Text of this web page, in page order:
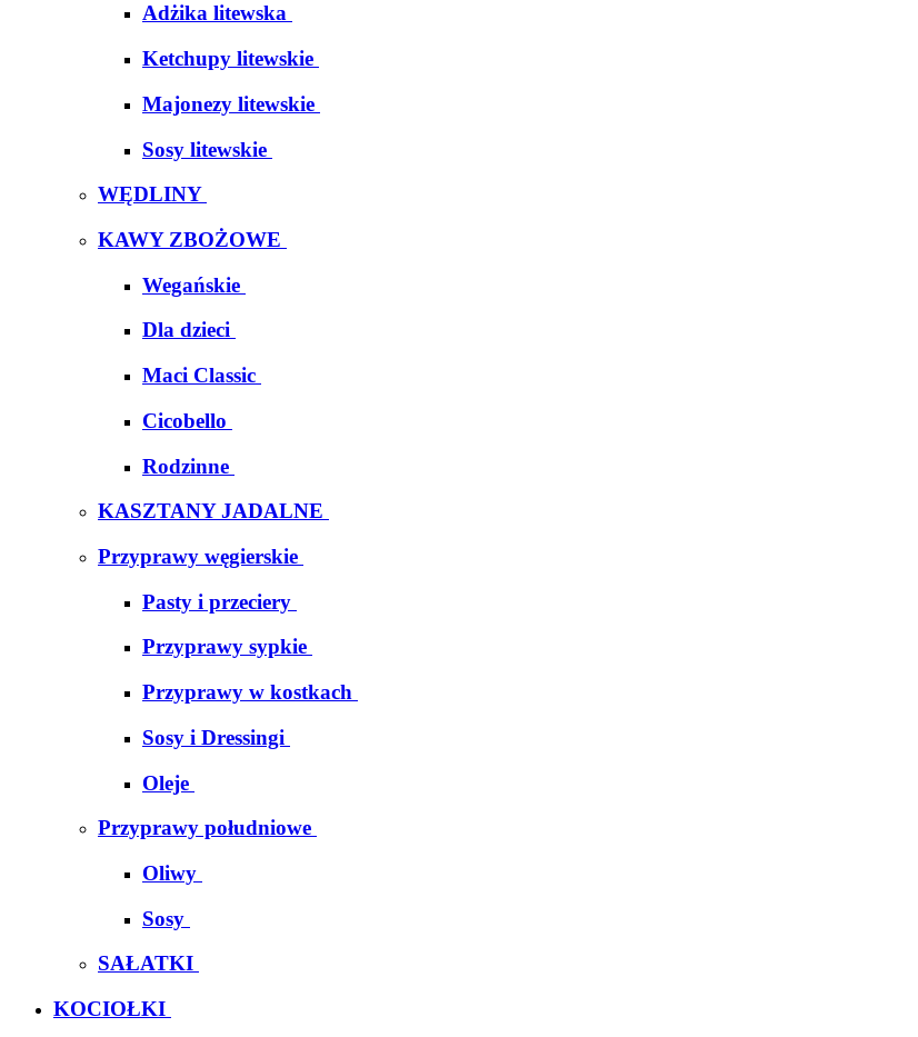
Adżika litewska
Ketchupy litewskie
Majonezy litewskie
Sosy litewskie
WĘDLINY
KAWY ZBOŻOWE
Wegańskie
Dla dzieci
Maci Classic
Cicobello
Rodzinne
KASZTANY JADALNE
Przyprawy węgierskie
Pasty i przeciery
Przyprawy sypkie
Przyprawy w kostkach
Sosy i Dressingi
Oleje
Przyprawy południowe
Oliwy
Sosy
SAŁATKI
KOCIOŁKI